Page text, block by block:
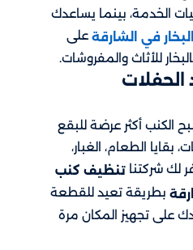
الخدمة، بينما يساعدك
في الشارقة على
للأثاث والمفروشات.
الكنب أكثر عرضة للبقع
بقايا الطعام، الغبار،
لك شركتنا تنظيف كنب
بطريقة تعيد للقطعة
على تجهيز المكان مرة